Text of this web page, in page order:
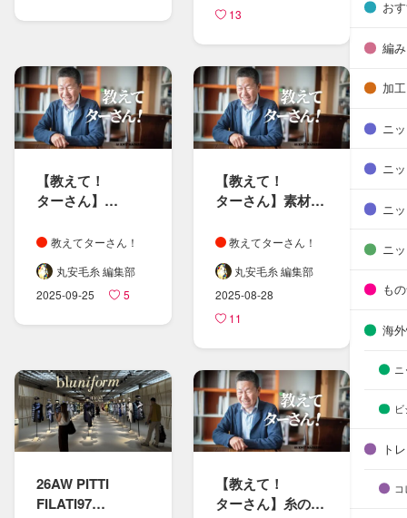
13
【教えて！​
ターさん​】
学生さんの​
ニット・糸に​
まつわる​疑問に​
お答えしました
教えてターさん！
丸安毛糸 編集部
2025-09-25
5
【教えて！​
ターさん​】素材と​
教えてターさん！
丸安毛糸 編集部
2025-08-28
11
26AW PITTI
FILATI97
【教えて！​
ターさん​】糸の​
お
編
加工
ニ
ニ
ニ
ニ
も
海
ト